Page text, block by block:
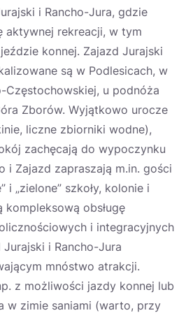
i Rancho-Jura, gdzie
aktywnej rekreacji, w tym
konnej. Zajazd Jurajski
są w Podlesicach, w
Częstochowskiej, u podnóża
Zborów. Wyjątkowo urocze
liczne zbiorniki wodne),
zachęcają do wypoczynku
i Zajazd zapraszają m.in. gości
i „zielone” szkoły, kolonie i
obsługę
i integracyjnych
i Rancho-Jura
mnóstwo atrakcji.
z możliwości jazdy konnej lub
w zimie saniami (warto, przy